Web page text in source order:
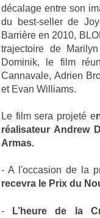
décalage entre son
du best-seller de
Barrière en 2010,
trajectoire de
Dominik, le film
Cannavale, Adrien
et Evan Williams.
Le film sera projeté e
réalisateur Andrew
Armas.
- A l'occasion de la
recevra le Prix du
- L’heure de la